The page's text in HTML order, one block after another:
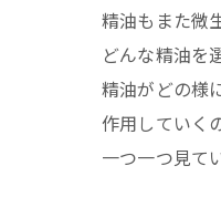
精油もまた微
どんな精油を
精油がどの様
作用していく
一つ一つ見て